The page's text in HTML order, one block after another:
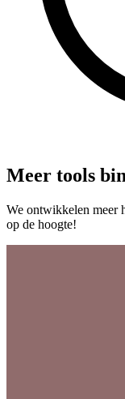
Meer tools
We ontwikkelen meer
op de hoogte!